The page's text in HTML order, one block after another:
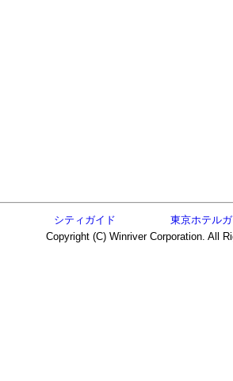
シティガイド
東京ホテル
Copyright (C) Winriver Corporation. All